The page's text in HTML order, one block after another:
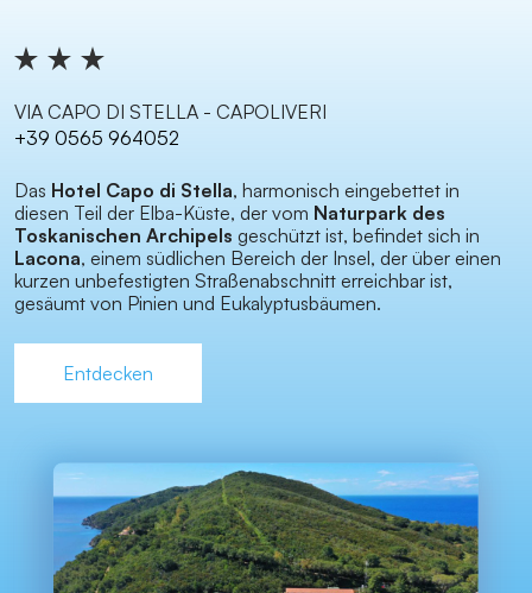
VIA CAPO DI STELLA - CAPOLIVERI
+39 0565 964052
Das Hotel Capo di Stella, harmonisch eingebettet in
diesen Teil der Elba-Küste, der vom Naturpark des
Toskanischen Archipels geschützt ist, befindet sich in
Lacona, einem südlichen Bereich der Insel, der über einen
kurzen unbefestigten Straßenabschnitt erreichbar ist,
gesäumt von Pinien und Eukalyptusbäumen.
Entdecken